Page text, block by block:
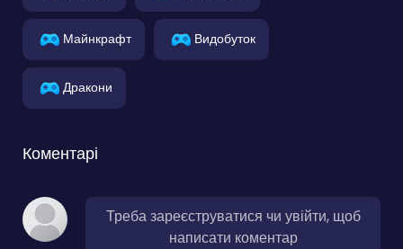
Майнкрафт Видобуток
Дракони
Коментарі
Треба зареєструватися чи увійти, щоб
написати коментар